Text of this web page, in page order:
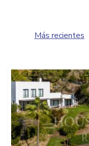
Más recientes